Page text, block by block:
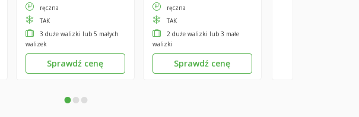
ręczna
TAK
3 duże walizki lub 5 małych
walizek
Sprawdź cenę
ręczna
TAK
2 duże walizki lub 3 małe
walizki
Sprawdź cenę
•••